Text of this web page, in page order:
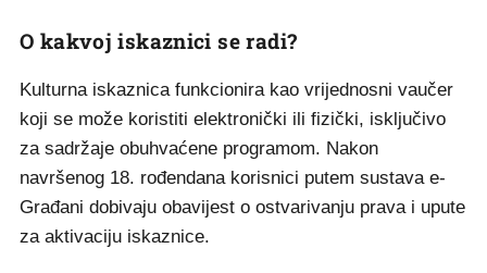
O kakvoj iskaznici se radi?
Kulturna iskaznica funkcionira kao vrijednosni vaučer
koji se može koristiti elektronički ili fizički, isključivo
za sadržaje obuhvaćene programom. Nakon
navršenog 18. rođendana korisnici putem sustava e-
Građani dobivaju obavijest o ostvarivanju prava i upute
za aktivaciju iskaznice.